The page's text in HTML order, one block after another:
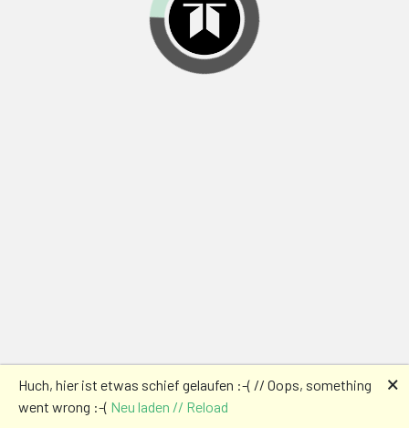
Huch, hier ist etwas schief gelaufen :-( // Oops, something
went wrong :-( Neu laden // Reload
🗙